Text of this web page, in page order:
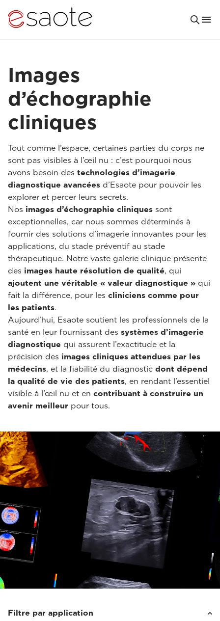
Images
d’échographie
cliniques
Tout comme l’espace, certaines parties du corps ne
sont pas visibles à l’œil nu : c’est pourquoi nous
avons besoin des technologies d’imagerie
diagnostique avancées d’Esaote pour pouvoir les
explorer et percer leurs secrets.
Nos images d’échographie cliniques sont
exceptionnelles, car nous sommes déterminés à
fournir des solutions d’imagerie innovantes pour les
applications, du stade préventif au stade
thérapeutique. Notre vaste galerie clinique présente
des images haute résolution de qualité, qui
ajoutent une véritable « valeur diagnostique » qui
fait la différence, pour les cliniciens comme pour
les patients.
Aujourd’hui, Esaote soutient les professionnels de la
santé en leur fournissant des systèmes d’imagerie
diagnostique qui assurent l’exactitude et la
précision des images cliniques attendues par les
médecins, et la fiabilité du diagnostic dont dépend
la qualité de vie des patients, en rendant l’essentiel
visible à l’œil nu et en contribuant à construire un
avenir meilleur pour tous.
Filtre par application